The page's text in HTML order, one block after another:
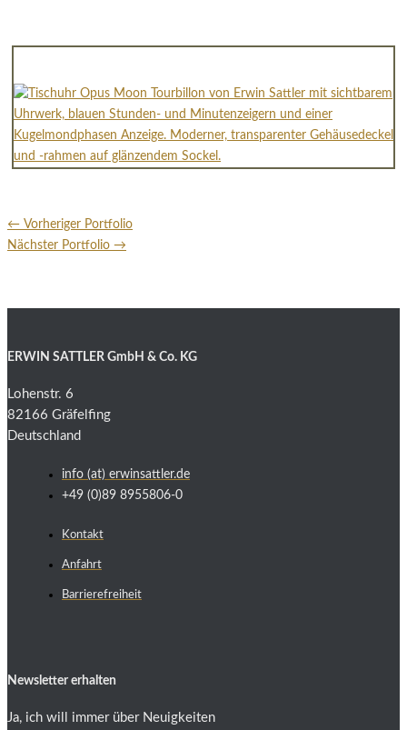
← Vorheriger Portfolio
Nächster Portfolio →
ERWIN SATTLER GmbH & Co. KG
Lohenstr. 6
82166 Gräfelfing
Deutschland
info (at) erwinsattler.de
+49 (0)89 8955806-0
Kontakt
Anfahrt
Barrierefreiheit
Newsletter erhalten
Ja, ich will immer über Neuigkeiten